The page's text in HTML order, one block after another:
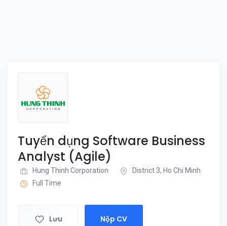
Tuyển dụng Software Business
Analyst (Agile)
Hung Thinh Corporation
District 3, Ho Chi Minh
Full Time
Lưu Nộp CV